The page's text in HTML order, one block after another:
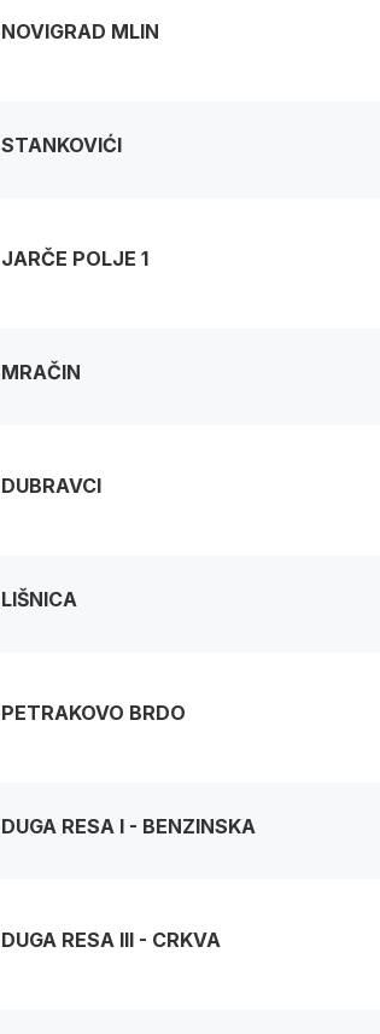
NOVIGRAD MLIN
STANKOVIĆI
JARČE POLJE 1
MRAČIN
DUBRAVCI
LIŠNICA
PETRAKOVO BRDO
DUGA RESA I - BENZINSKA
DUGA RESA III - CRKVA